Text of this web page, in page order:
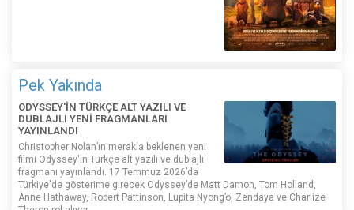
Pek Yakında
ODYSSEY'İN TÜRKÇE ALT YAZILI VE
DUBLAJLI YENİ FRAGMANLARI
YAYINLANDI
Christopher Nolan’ın merakla beklenen yeni
filmi Odyssey'in Türkçe alt yazılı ve dublajlı
fragmanı yayınlandı. 17 Temmuz 2026’da
Türkiye'de gösterime girecek Odyssey’de Matt Damon, Tom Holland,
Anne Hathaway, Robert Pattinson, Lupita Nyong’o, Zendaya ve Charlize